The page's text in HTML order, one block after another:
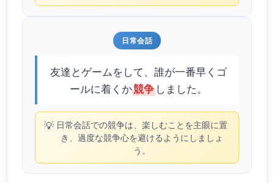
日常会話
友達とゲームをして、誰が一番早くゴ
ールに着くか競争しました。
💡 日常会話での競争は、楽しむことを主眼に置
き、過度な競争心を避けるようにしましょ
う。